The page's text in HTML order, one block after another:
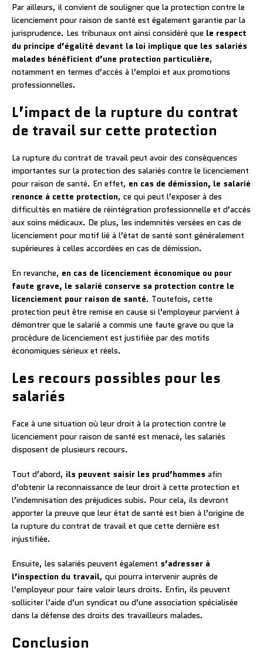
Par ailleurs, il convient de souligner que la protection contre le
licenciement pour raison de santé est également garantie par la
jurisprudence. Les tribunaux ont ainsi considéré que le respect
du principe d’égalité devant la loi implique que les salariés
malades bénéficient d’une protection particulière,
notamment en termes d’accès à l’emploi et aux promotions
professionnelles.
L’impact de la rupture du contrat
de travail sur cette protection
La rupture du contrat de travail peut avoir des conséquences
importantes sur la protection des salariés contre le licenciement
pour raison de santé. En effet, en cas de démission, le salarié
renonce à cette protection, ce qui peut l’exposer à des
difficultés en matière de réintégration professionnelle et d’accès
aux soins médicaux. De plus, les indemnités versées en cas de
licenciement pour motif lié à l’état de santé sont généralement
supérieures à celles accordées en cas de démission.
En revanche, en cas de licenciement économique ou pour
faute grave, le salarié conserve sa protection contre le
licenciement pour raison de santé. Toutefois, cette
protection peut être remise en cause si l’employeur parvient à
démontrer que le salarié a commis une faute grave ou que la
procédure de licenciement est justifiée par des motifs
économiques sérieux et réels.
Les recours possibles pour les
salariés
Face à une situation où leur droit à la protection contre le
licenciement pour raison de santé est menacé, les salariés
disposent de plusieurs recours.
Tout d’abord, ils peuvent saisir les prud’hommes afin
d’obtenir la reconnaissance de leur droit à cette protection et
l’indemnisation des préjudices subis. Pour cela, ils devront
apporter la preuve que leur état de santé est bien à l’origine de
la rupture du contrat de travail et que cette dernière est
injustifiée.
Ensuite, les salariés peuvent également s’adresser à
l’inspection du travail, qui pourra intervenir auprès de
l’employeur pour faire valoir leurs droits. Enfin, ils peuvent
solliciter l’aide d’un syndicat ou d’une association spécialisée
dans la défense des droits des travailleurs malades.
Conclusion